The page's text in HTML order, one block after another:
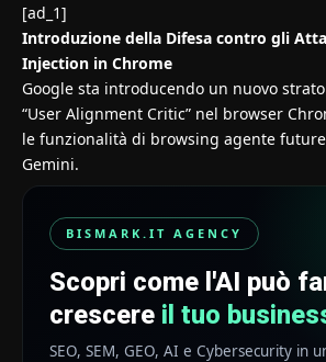
[ad_1]
Introduzione della Difesa contro gli
Injection in Chrome
Google sta introducendo un nuovo
“User Alignment Critic” nel browser
le funzionalità di browsing agente
Gemini.
BISMARK.IT AGENCY
Scopri come l'AI può
crescere il tuo
SEO, SEM, GEO, AI e Cybersecurity in